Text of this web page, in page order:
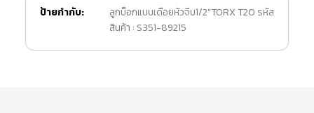
ป้ายกำกับ:
ลูกบ็อกแบบเดือยหัวจีบ1/2"TORX T20 รหัส
สินค้า : S351-89215